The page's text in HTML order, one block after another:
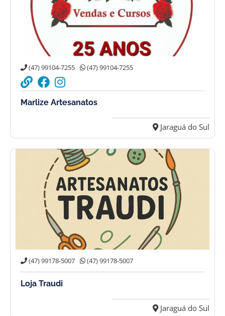
(47) 99104-7255 (47) 99104-7255
Marlize Artesanatos
Jaraguá do Sul
(47) 99178-5007 (47) 99178-5007
Loja Traudi
Jaraguá do Sul